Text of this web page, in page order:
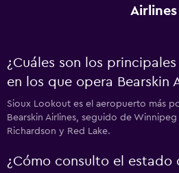
Airlines
¿Cuáles son los
en los que opera Bearskin
Sioux Lookout es el aeropuerto más
Bearskin Airlines, seguido de Winnipeg
Richardson y Red Lake.
¿Cómo consulto el estado